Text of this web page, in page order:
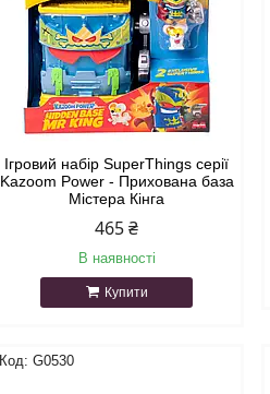
Ігровий набір SuperThings серії
Kazoom Power - Прихована база
Містера Кінга
465 ₴
В наявності
Купити
G0530